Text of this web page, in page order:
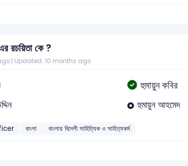
রচয়িতা কে ?
| Updated: 10 months ago
হুমায়ুন কবির
হুমায়ুন আহমেদ
বাংলা বাংলায় বিদেশী সাহিত্যিক ও সাহিত্যকর্ম